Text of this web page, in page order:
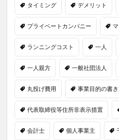
タイミング デメリット
プライベートカンパニー
ランニングコスト 一人
一人親方 一般社団法人
丸投げ費用 事業目的の書
代表取締役等住所非表示措置
会計士 個人事業主